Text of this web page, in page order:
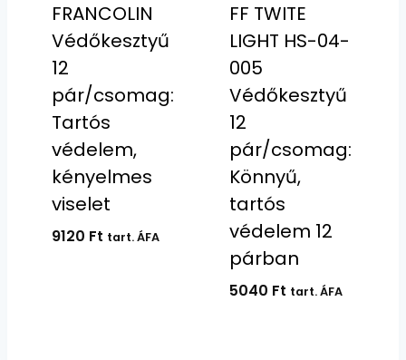
FRANCOLIN
Védőkesztyű
12
pár/csomag:
Tartós
védelem,
kényelmes
viselet
9120 Ft tart. ÁFA
FF TWITE
LIGHT HS-04-
005
Védőkesztyű
12
pár/csomag:
Könnyű,
tartós
védelem 12
párban
5040 Ft tart. ÁFA